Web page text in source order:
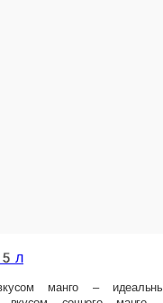
напиток для отдыха!